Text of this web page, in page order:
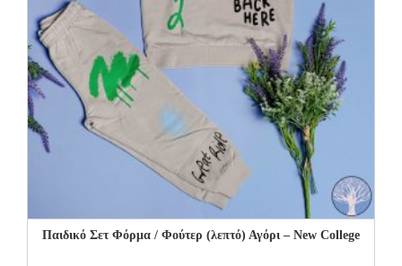
Παιδικό Σετ Φόρμα / Φούτερ (λεπτό) Αγόρι – New College